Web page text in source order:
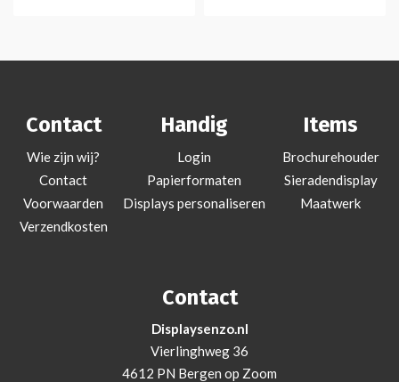
Contact
Wie zijn wij?
Contact
Voorwaarden
Verzendkosten
Handig
Login
Papierformaten
Displays personaliseren
Items
Brochurehouder
Sieradendisplay
Maatwerk
Contact
Displaysenzo.nl
Vierlinghweg 36
4612 PN Bergen op Zoom